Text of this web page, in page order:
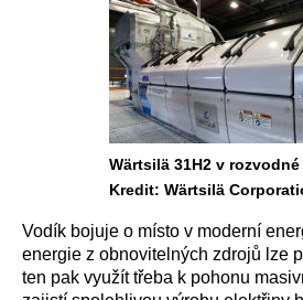
Wärtsilä 31H2 v
Kredit: Wärtsilä
Vodík bojuje o místo v moderní
energie z obnovitelných zdrojů lze
ten pak využít třeba k pohonu